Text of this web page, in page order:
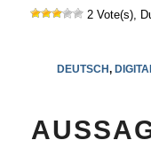
2 Vote(s),
DEUTSCH,